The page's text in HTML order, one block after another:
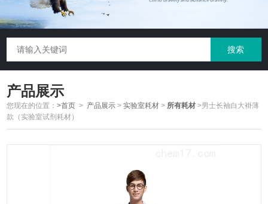
产品展示
您现在的位置：>首页 > 产品展示 >实验室耗材 > 所有耗材 >男士长袖白大褂薄
款（实验室试剂耗材）